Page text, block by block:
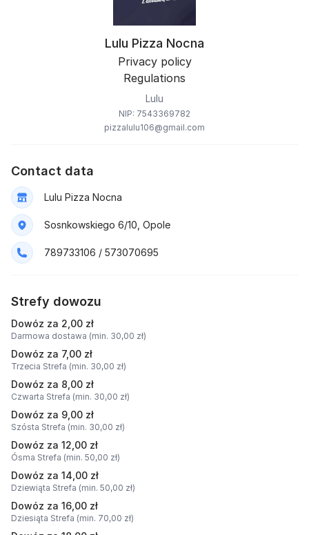
Lulu Pizza Nocna
Privacy policy
Regulations
Lulu
NIP: 7543369782
pizzalulu106@gmail.com
Contact data
Lulu Pizza Nocna
Sosnkowskiego 6/10, Opole
789733106 / 573070695
Strefy dowozu
Dowóz za 2,00 zł
Darmowa dostawa (min. 30,00 zł)
Dowóz za 7,00 zł
Trzecia Strefa (min. 30,00 zł)
Dowóz za 8,00 zł
Czwarta Strefa (min. 30,00 zł)
Dowóz za 9,00 zł
Szósta Strefa (min. 30,00 zł)
Dowóz za 12,00 zł
Ósma Strefa (min. 50,00 zł)
Dowóz za 14,00 zł
Dziewiąta Strefa (min. 50,00 zł)
Dowóz za 16,00 zł
Dziesiąta Strefa (min. 70,00 zł)